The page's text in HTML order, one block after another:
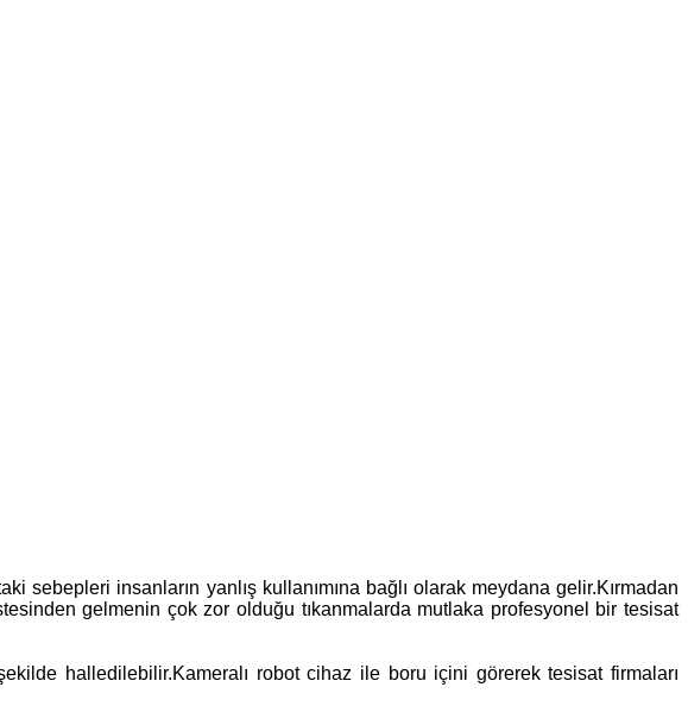
sebepleri insanların yanlış kullanımına bağlı olarak meydana gelir.Kırmadan
gelmenin çok zor olduğu tıkanmalarda mutlaka profesyonel bir tesisat
halledilebilir.Kameralı robot cihaz ile boru içini görerek tesisat firmaları